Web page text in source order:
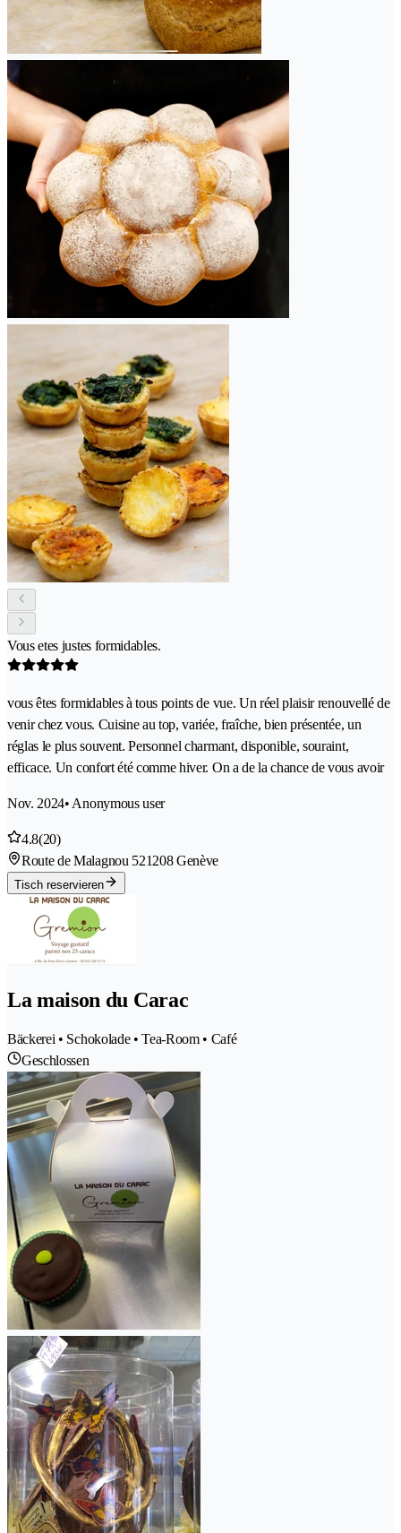
Vous etes justes formidables.
vous êtes formidables à tous points de vue. Un réel plaisir renouvellé de
venir chez vous. Cuisine au top, variée, fraîche, bien présentée, un
réglas le plus souvent. Personnel charmant, disponible, souraint,
efficace. Un confort été comme hiver. On a de la chance de vous avoir
Nov. 2024• Anonymous user
4.8(20)
Route de Malagnou 521208 Genève
Tisch reservieren
La maison du Carac
Bäckerei • Schokolade • Tea-Room • Café
Geschlossen